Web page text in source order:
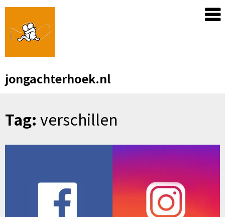
Skip
content
jongachterhoek.nl
Tag: verschillen